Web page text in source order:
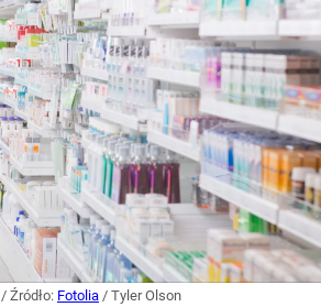
/ Źródło: Fotolia / Tyler Olson